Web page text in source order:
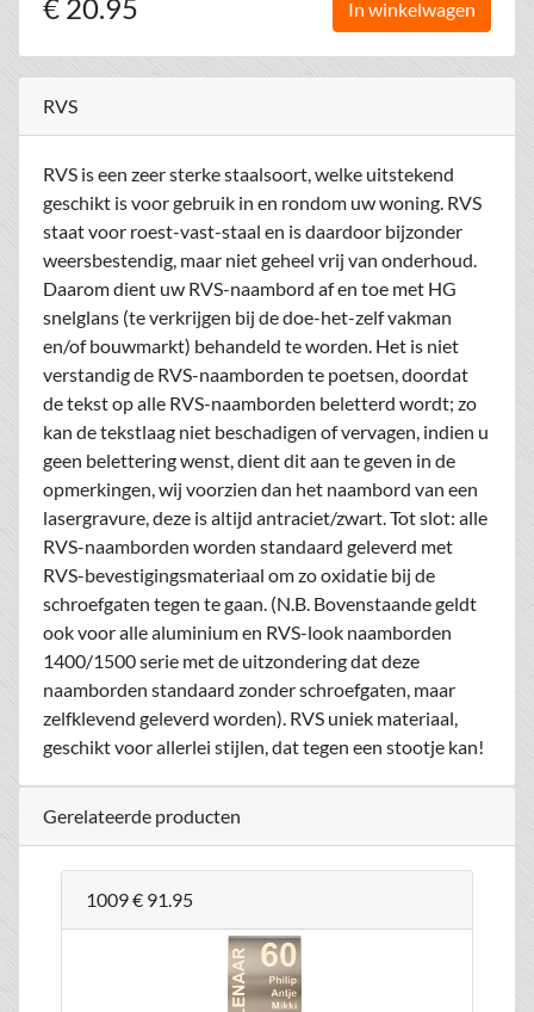
€ 20.95 In winkelwagen
RVS
RVS is een zeer sterke staalsoort, welke uitstekend
geschikt is voor gebruik in en rondom uw woning. RVS
staat voor roest-vast-staal en is daardoor bijzonder
weersbestendig, maar niet geheel vrij van onderhoud.
Daarom dient uw RVS-naambord af en toe met HG
snelglans (te verkrijgen bij de doe-het-zelf vakman
en/of bouwmarkt) behandeld te worden. Het is niet
verstandig de RVS-naamborden te poetsen, doordat
de tekst op alle RVS-naamborden beletterd wordt; zo
kan de tekstlaag niet beschadigen of vervagen, indien u
geen belettering wenst, dient dit aan te geven in de
opmerkingen, wij voorzien dan het naambord van een
lasergravure, deze is altijd antraciet/zwart. Tot slot: alle
RVS-naamborden worden standaard geleverd met
RVS-bevestigingsmateriaal om zo oxidatie bij de
schroefgaten tegen te gaan. (N.B. Bovenstaande geldt
ook voor alle aluminium en RVS-look naamborden
1400/1500 serie met de uitzondering dat deze
naamborden standaard zonder schroefgaten, maar
zelfklevend geleverd worden). RVS uniek materiaal,
geschikt voor allerlei stijlen, dat tegen een stootje kan!
Gerelateerde producten
1009€ 91.95